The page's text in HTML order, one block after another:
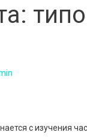
с изучения